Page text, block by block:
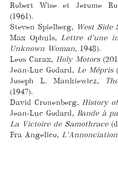
Robert Wise et Jerome
(1961).
Steven Spielberg, West Side
Max Ophuls, Lettre d’une
Unknown Woman, 1948).
Leos Carax, Holy Motors
Jean-Luc Godard, Le Mépris
Joseph L. Mankiewicz,
(1947).
David Cronenberg, History
Jean-Luc Godard, Bande à
La Victoire de Samothrace
Fra Angelico, L’Annonciation